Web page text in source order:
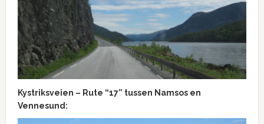
Kystriksveien – Rute “17” tussen Namsos en
Vennesund: